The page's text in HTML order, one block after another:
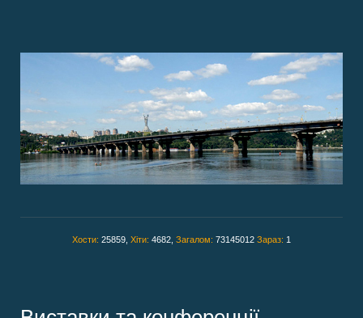
Хости: 25859, Хіти: 4682, Загалом: 73145012 Зараз: 1